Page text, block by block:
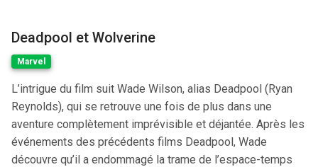
Deadpool et Wolverine
Marvel
L’intrigue du film suit Wade Wilson, alias Deadpool (Ryan
Reynolds), qui se retrouve une fois de plus dans une
aventure complètement imprévisible et déjantée. Après les
événements des précédents films Deadpool, Wade
découvre qu’il a endommagé la trame de l’espace-temps